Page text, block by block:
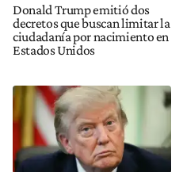
Donald Trump emitió dos
decretos que buscan limitar la
ciudadanía por nacimiento en
Estados Unidos